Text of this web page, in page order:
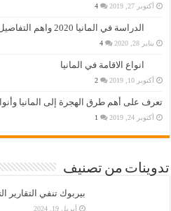
أكتوبر 27, 2019 4
الدراسة في المانيا 2020 واهم التفاصيل عنها
يناير 28, 2020 4
انواع الاقامة في المانيا
أكتوبر 10, 2019 2
تعرف على أهم طرق الهجرة إلى المانيا
أكتوبر 24, 2019 1
تدوينات من تصنيف
بيربوك تنفي التقارير
أبريل 19, 2024